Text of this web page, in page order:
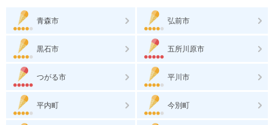
青森市 弘前市
黒石市 五所川原市
つがる市 平川市
平内町 今別町